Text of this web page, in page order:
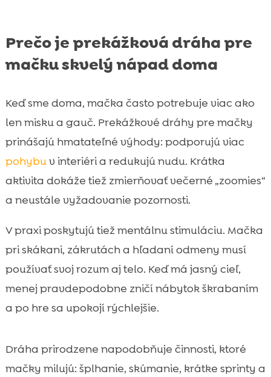
Prečo je prekážková dráha pre
mačku skvelý nápad doma
Keď sme doma, mačka často potrebuje viac ako
len misku a gauč. Prekážkové dráhy pre mačky
prinášajú hmatateľné výhody: podporujú viac
pohybuv interiéri a redukujú nudu. Krátka
aktivita dokáže tiež zmierňovať večerné „zoomies“
a neustále vyžadovanie pozornosti.
V praxi poskytujú tiež mentálnu stimuláciu. Mačka
pri skákani, zákrutách a hľadaní odmeny musí
používať svoj rozum aj telo. Keď má jasný cieľ,
menej pravdepodobne zničí nábytok škrabaním
a po hre sa upokojí rýchlejšie.
Dráha prirodzene napodobňuje činnosti, ktoré
mačky milujú: šplhanie, skúmanie, krátke sprinty a